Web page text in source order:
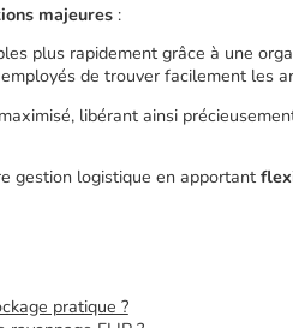
majeures :
plus rapidement grâce à une
de trouver facilement les
libérant ainsi
gestion logistique en apportant
pratique ?